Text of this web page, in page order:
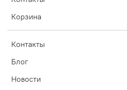
Корзина
Контакты
Блог
Новости